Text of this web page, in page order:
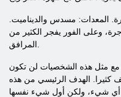
المعدات: مسدس والديناميت.
وعلى الفور يفجر الكثير من
مع مثل هذه الشخصيات لن تكون
كثيرا. الهدف الرئيسي من هذه
أي شيء، ولكن أول شيء نفسها